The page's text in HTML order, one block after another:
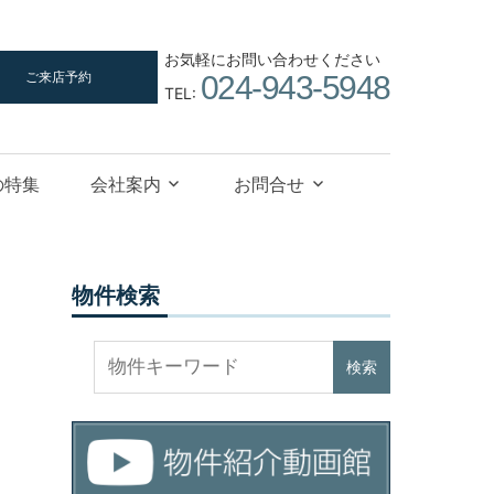
ご来店予約
お気軽にお問い合わせください
TEL: 024-943-5948
集 会社案内 お問合せ
物件検索